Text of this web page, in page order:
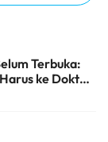
Terbuka:
ke Dokter